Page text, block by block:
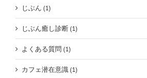
じぶん (1)
じぶん癒し診断 (1)
よくある質問 (1)
カフェ潜在意識 (1)